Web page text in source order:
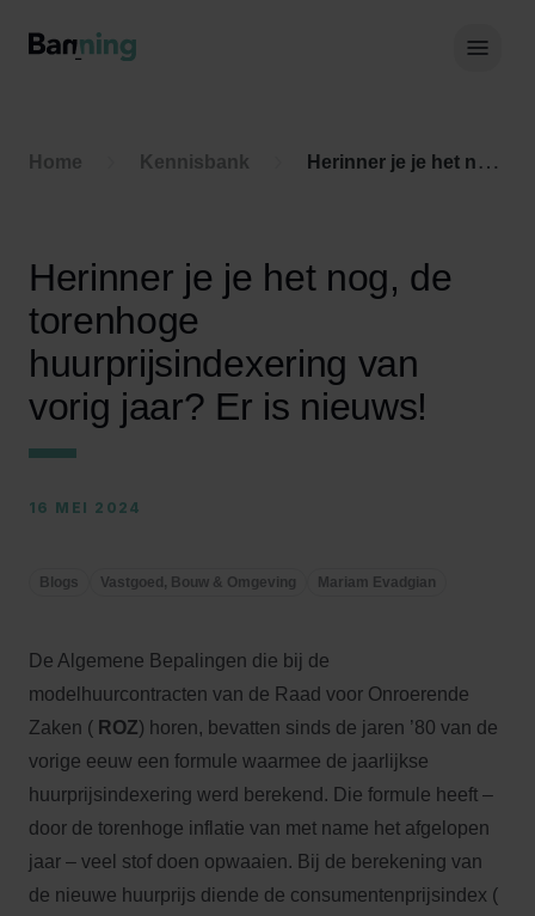
Home Kennisbank Herinner je je het nog, de torenhoge huurprijsindexering van vorig jaar? Er is nieuws!
Herinner je je het nog, de
torenhoge
huurprijsindexering van
vorig jaar? Er is nieuws!
16 MEI 2024
Blogs Vastgoed, Bouw & Omgeving Mariam Evadgian
De Algemene Bepalingen die bij de
modelhuurcontracten van de Raad voor Onroerende
Zaken ( ROZ) horen, bevatten sinds de jaren ’80 van de
vorige eeuw een formule waarmee de jaarlijkse
huurprijsindexering werd berekend. Die formule heeft –
door de torenhoge inflatie van met name het afgelopen
jaar – veel stof doen opwaaien. Bij de berekening van
de nieuwe huurprijs diende de consumentenprijsindex (